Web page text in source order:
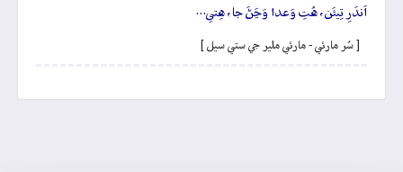
اَندَرِ تِيئَن، هُتِ وَعدا وَڃَڻَ جا، هِتي…
[ سُر مارئي - مارئي ملير جي ستي سيل ]